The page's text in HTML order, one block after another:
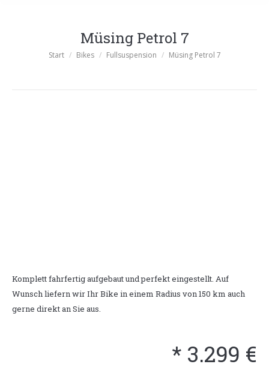
Müsing Petrol 7
Sie befinden sich hier:
Start Bikes Fullsuspension Müsing Petrol 7
Komplett fahrfertig aufgebaut und perfekt eingestellt. Auf
Wunsch liefern wir Ihr Bike in einem Radius von 150 km auch
gerne direkt an Sie aus.
* 3.299 €